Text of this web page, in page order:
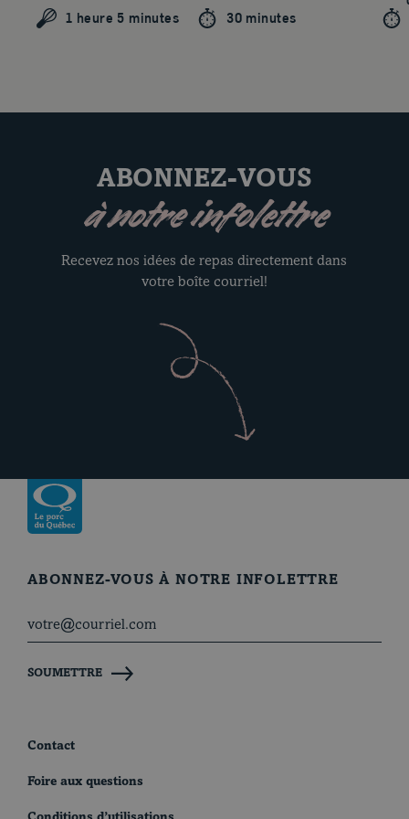
1 heure 5 minutes 30 minutes
ABONNEZ-VOUS
à notre infolettre
Recevez nos idées de repas directement dans
votre boîte courriel!
Revenir à la page d’accueil
Contact
Foire aux questions
ABONNEZ-VOUS À NOTRE INFOLETTRE
SOUMETTRE